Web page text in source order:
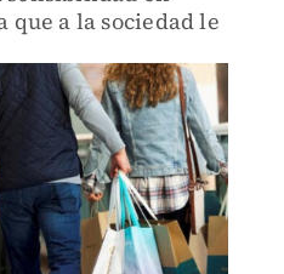
que a la sociedad le